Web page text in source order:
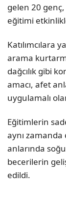
gelen 20
eğitimi
Katılımcılara
arama
dağcılık gibi
amacı, afet
uygulamalı
Eğitimlerin
aynı zamanda
anlarında
becerilerin
edildi.